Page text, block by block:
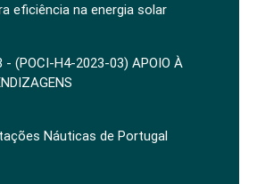
eficiência na energia solar
(POCI-H4-2023-03) APOIO À
Náuticas de Portugal